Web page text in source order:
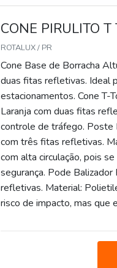
CONE PIRULITO T
ROTALUX / PR
Cone Base de Borracha
duas fitas refletivas. Ideal
estacionamentos. Cone T-
Laranja com duas fitas
controle de tráfego. Poste
com três fitas refletivas.
com alta circulação, pois
segurança. Pode
refletivas. Material:
risco de impacto, mas que